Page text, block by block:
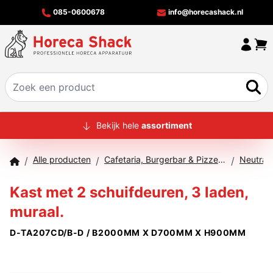
085-0600678 info@horecashack.nl
HOME
MERKEN
CONTACT
Bekijk hele assortiment
/ Alle producten / Cafetaria, Burgerbar & Pizzeria /
Kast met 2 schuifdeuren, 3 laden,
muraal.
D-TA207CD/B-D / B2000MM X D700MM X H900MM